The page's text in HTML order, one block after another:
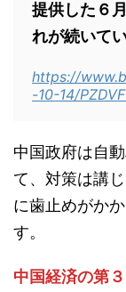
提供した６
れが続いてい
https://
-10-14/
中国政府は自
て、対策は講
に歯止めがか
す。
中国経済の第